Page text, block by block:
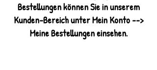
Bestellungen können Sie in unserem
Kunden-Bereich unter Mein Konto -->
Meine Bestellungen einsehen.